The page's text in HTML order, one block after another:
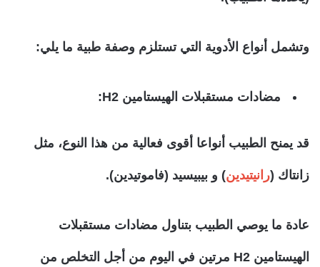
وتشمل أنواع الأدوية التي تستلزم وصفة طبية ما يلي:
مضادات مستقبلات الهيستامين H2
:
قد يمنح الطبيب أنواعا أقوى فعالية من هذا النوع، مثل
زانتاك (رانيتيدين) و بيبيسيد (فاموتيدين).
عادة ما يوصي الطبيب بتناول مضادات مستقبلات
الهيستامين H2 مرتين في اليوم من أجل التخلص من